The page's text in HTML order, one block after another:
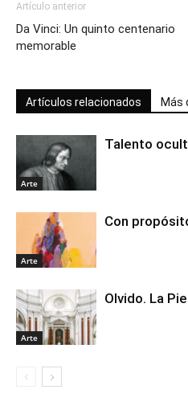
Artículo anterior
Da Vinci: Un quinto centenario
memorable
Artículos relacionados Más
Arte
Talento
Arte
Con
Arte
Olvido. La